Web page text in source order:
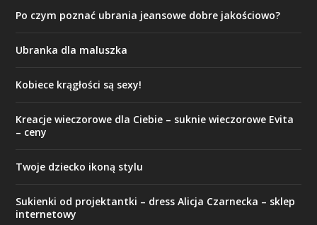
Po czym poznać ubrania jeansowe dobre jakościowo?
Ubranka dla maluszka
Kobiece krągłości są sexy!
Kreacje wieczorowe dla Ciebie – suknie wieczorowe Evita
– ceny
Twoje dziecko ikoną stylu
Sukienki od projektantki – dress Alicja Czarnecka – sklep
internetowy